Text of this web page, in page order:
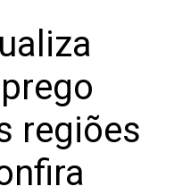
regiões